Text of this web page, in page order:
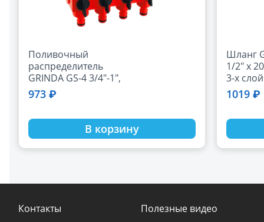
Поливочный
распределитель
GRINDA GS-4 3/4"-1",
четырехканальный,
с внутренней
973 ₽
В корзину
Шланг
1/2" х
3-х
1019 ₽
Контакты
Полезные видео